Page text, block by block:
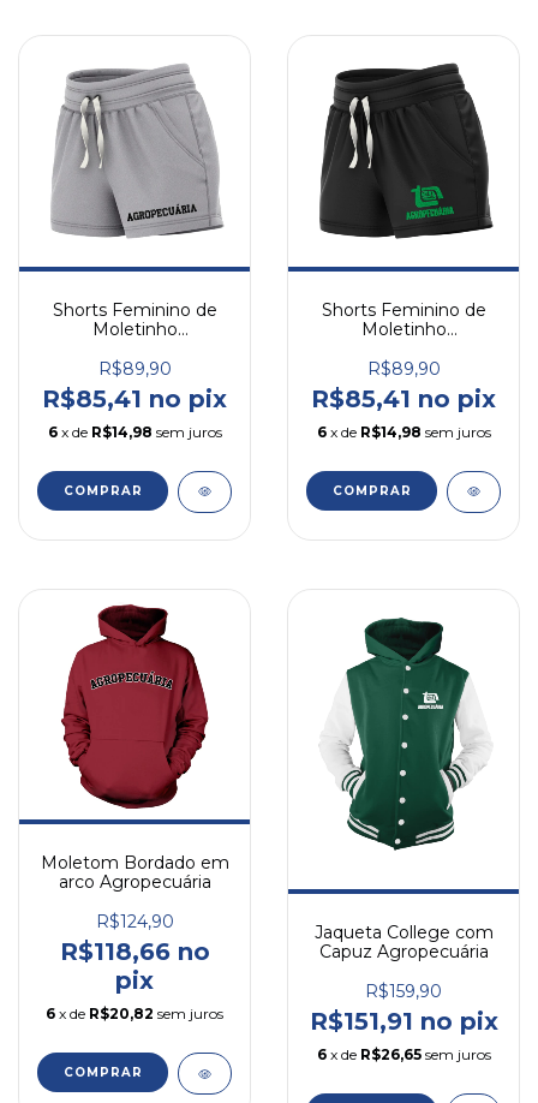
Shorts Feminino de
Moletinho
R$89,90
R$85,41 no pix
6 x de R$14,98 sem juros
COMPRAR
Shorts Feminino de
Moletinho
R$89,90
R$85,41 no pix
6 x de R$14,98 sem juros
COMPRAR
Moletom Bordado em
arco Agropecuária
R$124,90
R$118,66 no
pix
6 x de R$20,82 sem juros
COMPRAR
Jaqueta College com
Capuz Agropecuária
R$159,90
R$151,91 no pix
6 x de R$26,65 sem juros